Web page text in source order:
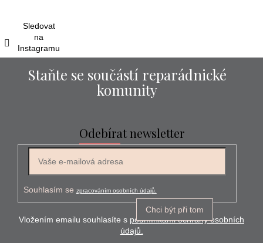
Sledovat
na
Instagramu
Staňte se součástí reparádnické
komunity
Odebírat newsletter
Souhlasím se zpracováním osobních údajů.
Chci být při tom
Vložením emailu souhlasíte s podmínkami ochrany osobních
údajů.